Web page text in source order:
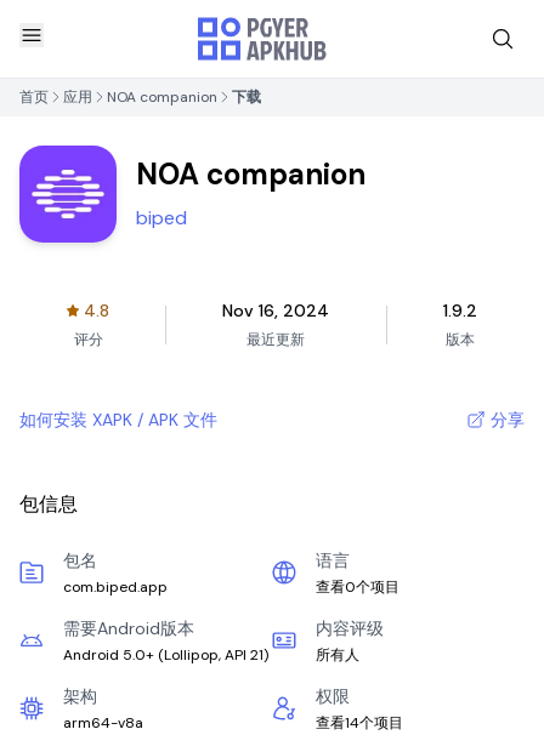
首页 应用 NOA companion 下载
NOA companion
biped
4.8
评分
Nov 16, 2024
最近更新
1.9.2
版本
如何安装 XAPK / APK 文件 分享
包信息
包名
com.biped.app
语言
查看0个项目
需要Android版本
Android 5.0+ (Lollipop, API 21)
内容评级
所有人
架构
arm64-v8a
权限
查看14个项目